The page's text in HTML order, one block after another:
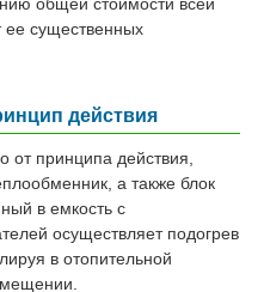
ее существенных
действия
от принципа действия,
а также блок
в емкость с
осуществляет подогрев
в отопительной